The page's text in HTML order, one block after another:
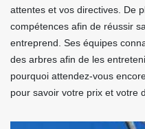
attentes et vos directives. De
compétences afin de réussir
entreprend. Ses équipes
des arbres afin de les
pourquoi attendez-vous
pour savoir votre prix et votre